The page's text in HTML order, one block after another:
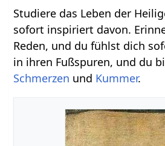
Studiere das Leben der
sofort inspiriert davon.
Reden, und du fühlst dich
in ihren Fußspuren, und du
Schmerzen und Kummer.